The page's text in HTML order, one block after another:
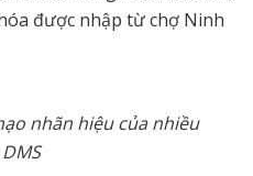
được nhập từ chợ Ninh
nhãn hiệu của nhiều